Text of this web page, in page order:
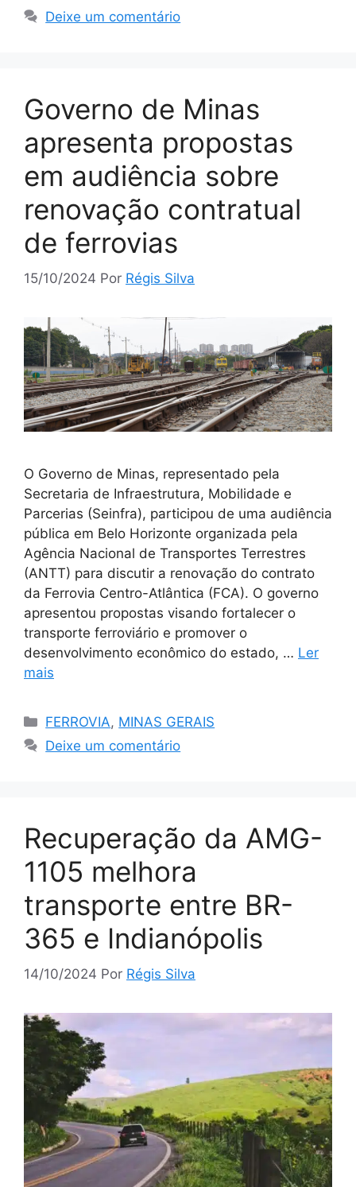
Deixe um comentário
Governo de Minas
apresenta propostas
em audiência sobre
renovação contratual
de ferrovias
15/10/2024 Por Régis Silva
O Governo de Minas, representado pela
Secretaria de Infraestrutura, Mobilidade e
Parcerias (Seinfra), participou de uma audiência
pública em Belo Horizonte organizada pela
Agência Nacional de Transportes Terrestres
(ANTT) para discutir a renovação do contrato
da Ferrovia Centro-Atlântica (FCA). O governo
apresentou propostas visando fortalecer o
transporte ferroviário e promover o
desenvolvimento econômico do estado, … Ler
mais
Categorias
FERROVIA, MINAS GERAIS
Deixe um comentário
Recuperação da AMG-
1105 melhora
transporte entre BR-
365 e Indianópolis
14/10/2024 Por Régis Silva